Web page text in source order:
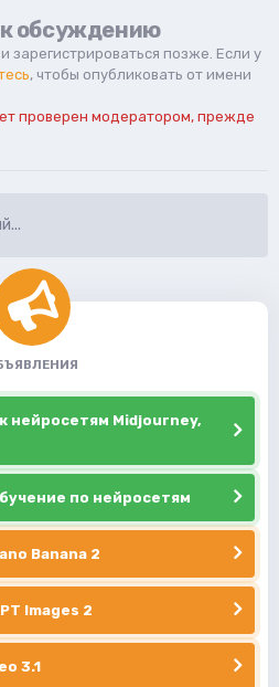
обсуждению
зарегистрироваться позже. Если у
, чтобы опубликовать от имени
проверен модератором, прежде
нейросетям Midjourney,
по нейросетям
Banana 2
Images 2
3.1